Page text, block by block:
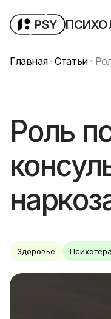
Главная Статьи
Роль
Здоровье